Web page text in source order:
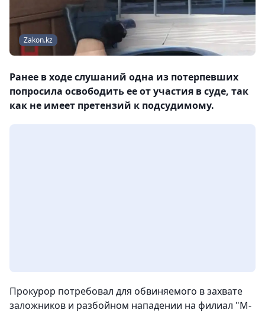
Zakon.kz
Ранее в ходе слушаний одна из потерпевших
попросила освободить ее от участия в суде, так
как не имеет претензий к подсудимому.
Прокурор потребовал для обвиняемого в захвате
заложников и разбойном нападении на филиал "М-